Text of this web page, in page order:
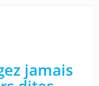
jamais